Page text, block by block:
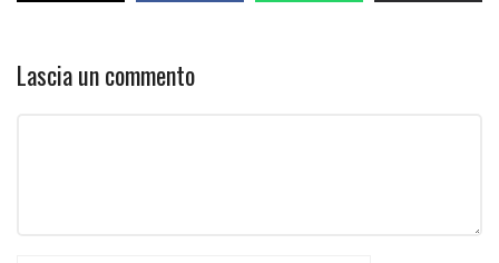
Lascia un commento